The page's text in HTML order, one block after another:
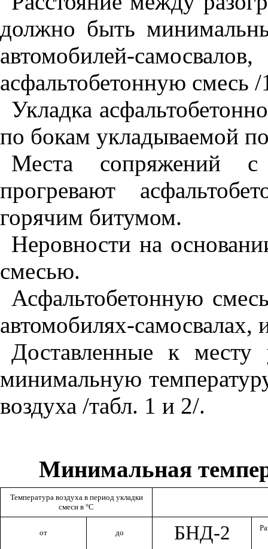
должно быть
автомобилей-
асфальтобетонную смесь
Укладка
по бокам укладываемой
Места сопряжений с
прогревают
горячим битумом.
Неровности на
смесью.
Асфальтобетонную
автомобилях-
Доставленные к
минимальную
воздуха /табл. 1 и 2/.
Минимальная
Температура воздуха в период укладки
смеси в °С
от до БНД-2